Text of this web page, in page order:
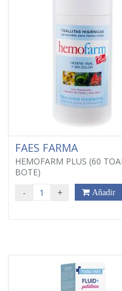
FAES FARMA
HEMOFARM PLUS (60
BOTE)
- + Añadir